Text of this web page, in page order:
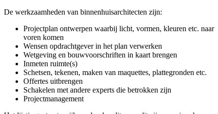
De werkzaamheden van binnenhuisarchitecten zijn:
Projectplan ontwerpen waarbij licht, vormen, kleuren etc. naar
voren komen
Wensen opdrachtgever in het plan verwerken
Wetgeving en bouwvoorschriften in kaart brengen
Inmeten ruimte(s)
Schetsen, tekenen, maken van maquettes, plattegronden etc.
Offertes uitbrengen
Schakelen met andere experts die betrokken zijn
Projectmanagement